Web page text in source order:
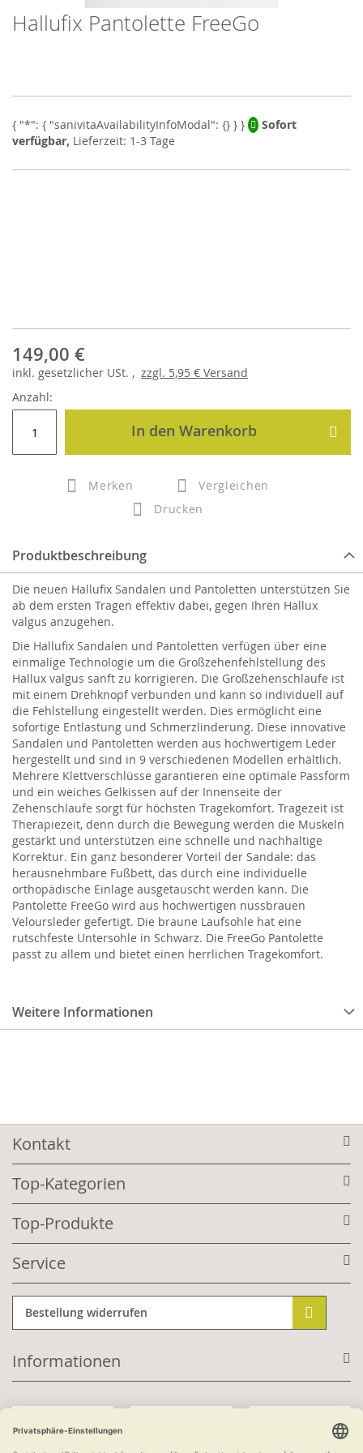
Skip
to
the
images
gallery
Hallufix Pantolette FreeGo
Sofort
verfügbar, Lieferzeit: 1-3 Tage
149,00 €
inkl. gesetzlicher USt. , zzgl. 5,95 € Versand
Anzahl:
In den Warenkorb
Merken
Vergleichen
Drucken
Produktbeschreibung
Weitere Informationen
Die neuen Hallufix Sandalen und Pantoletten unterstützen Sie
ab dem ersten Tragen effektiv dabei, gegen Ihren Hallux
valgus anzugehen.
Die Hallufix Sandalen und Pantoletten verfügen über eine
einmalige Technologie um die Großzehenfehlstellung des
Hallux valgus sanft zu korrigieren. Die Großzehenschlaufe ist
mit einem Drehknopf verbunden und kann so individuell auf
die Fehlstellung eingestellt werden. Dies ermöglicht eine
sofortige Entlastung und Schmerzlinderung. Diese innovative
Sandalen und Pantoletten werden aus hochwertigem Leder
hergestellt und sind in 9 verschiedenen Modellen erhältlich.
Mehrere Klettverschlüsse garantieren eine optimale Passform
und ein weiches Gelkissen auf der Innenseite der
Zehenschlaufe sorgt für höchsten Tragekomfort. Tragezeit ist
Therapiezeit, denn durch die Bewegung werden die Muskeln
gestärkt und unterstützen eine schnelle und nachhaltige
Korrektur. Ein ganz besonderer Vorteil der Sandale: das
herausnehmbare Fußbett, das durch eine individuelle
orthopädische Einlage ausgetauscht werden kann. Die
Pantolette FreeGo wird aus hochwertigen nussbrauen
Veloursleder gefertigt. Die braune Laufsohle hat eine
rutschfeste Untersohle in Schwarz. Die FreeGo Pantolette
passt zu allem und bietet einen herrlichen Tragekomfort.
Kontakt
Top-Kategorien
Top-Produkte
Service
Bestellung widerrufen
Informationen